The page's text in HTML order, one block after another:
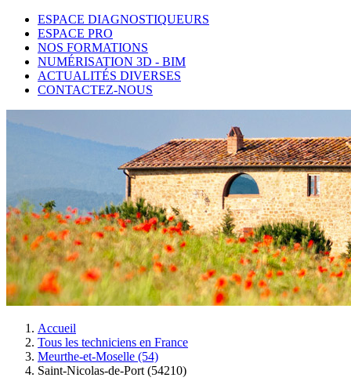
ESPACE DIAGNOSTIQUEURS
ESPACE PRO
NOS FORMATIONS
NUMÉRISATION 3D - BIM
ACTUALITÉS DIVERSES
CONTACTEZ-NOUS
Accueil
Tous les techniciens en France
Meurthe-et-Moselle (54)
Saint-Nicolas-de-Port (54210)